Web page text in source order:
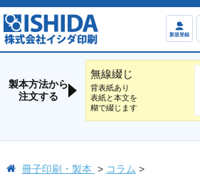
新規登録
製本方法から
注文する
無線綴じ
背表紙あり
表紙と本文を
糊で綴じます
冊子印刷・製本 コラム